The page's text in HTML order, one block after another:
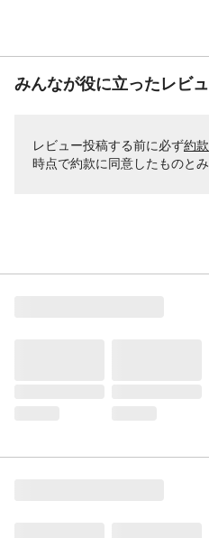
みんなが役に立ったレビ
レビュー投稿する前に必ず約款
時点で約款に同意したものとみ